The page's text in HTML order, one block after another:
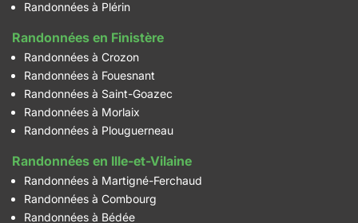
Randonnées à Plérin
Randonnées en Finistère
Randonnées à Crozon
Randonnées à Fouesnant
Randonnées à Saint-Goazec
Randonnées à Morlaix
Randonnées à Plouguerneau
Randonnées en Ille-et-Vilaine
Randonnées à Martigné-Ferchaud
Randonnées à Combourg
Randonnées à Bédée